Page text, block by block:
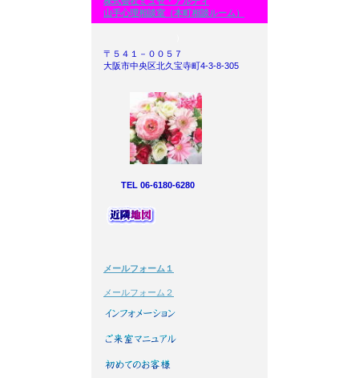
山手心理相談室（本町相談ルーム）
〒５４１－００５７
大阪市中央区北久宝寺町4-3-8-305
TEL 06-6180-6280
メールフォーム１
メールフォーム２